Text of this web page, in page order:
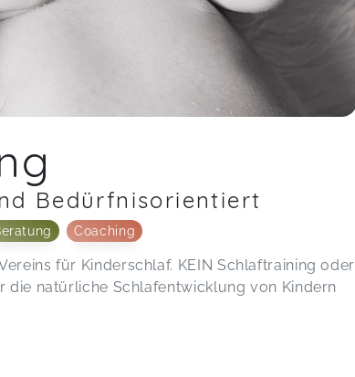
Bedürfnisorientiert
Coaching
für Kinderschlaf. KEIN Schlaftraining oder
die natürliche Schlafentwicklung von Kindern